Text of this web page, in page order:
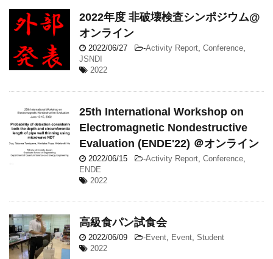
2022年度 非破壊検査シンポジウム@
オンライン
2022/06/27 -Activity Report, Conference,
JSNDI
2022
25th International Workshop on
Electromagnetic Nondestructive
Evaluation (ENDE'22) ＠オンライン
2022/06/15 -Activity Report, Conference,
ENDE
2022
高級食パン試食会
2022/06/09 -Event, Event, Student
2022